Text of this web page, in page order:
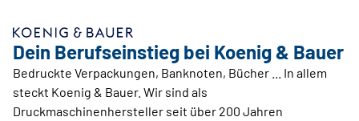
Dein Berufseinstieg bei Koenig & Bauer
Bedruckte Verpackungen, Banknoten, Bücher ... In allem
steckt Koenig & Bauer. Wir sind als
Druckmaschinenhersteller seit über 200 Jahren